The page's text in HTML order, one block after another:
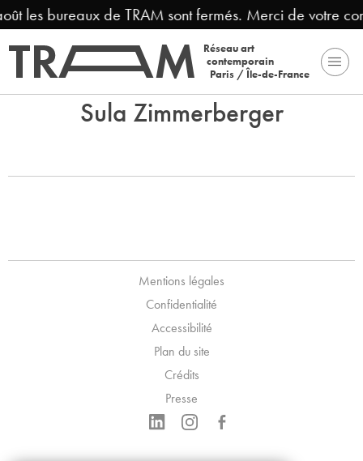
les bureaux de TRAM sont fermés. Merci de votre
Réseau art
contemporain
Paris / Île-de-France
Sula Zimmerberger
Mentions légales
Confidentialité
Accessibilité
Plan du site
Crédits
Presse